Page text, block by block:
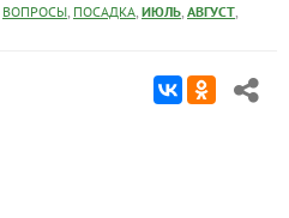
ВОПРОСЫ, ПОСАДКА, ИЮЛЬ, АВГУСТ,